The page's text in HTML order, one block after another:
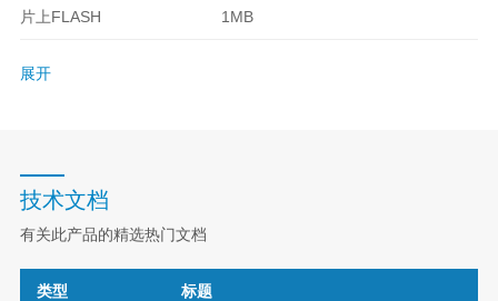
片上FLASH 1MB
展开
技术文档
有关此产品的精选热门文档
类型 标题